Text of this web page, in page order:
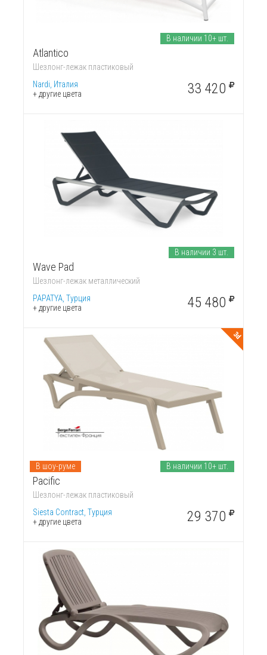
Atlantico
Шезлонг-лежак пластиковый
Nardi, Италия
+ другие цвета
В наличии 10+ шт.
33 420
Wave Pad
Шезлонг-лежак металлический
PAPATYA, Турция
+ другие цвета
В наличии 3 шт.
45 480
3d
Pacific
Шезлонг-лежак пластиковый
Siesta Contract, Турция
+ другие цвета
В шоу-руме В наличии 10+ шт.
29 370